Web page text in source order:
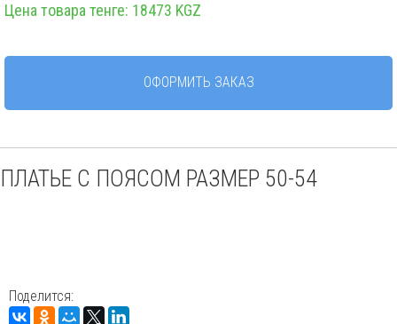
Цена товара тенге: 18473 KGZ
ОФОРМИТЬ ЗАКАЗ
ПЛАТЬЕ С ПОЯСОМ РАЗМЕР 50-54
Поделится: